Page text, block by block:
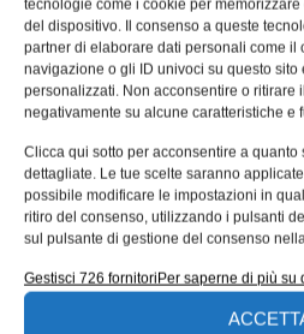
tecnologie come i cookie per
del dispositivo. Il consenso a queste
partner di elaborare dati personali come il
navigazione o gli ID univoci su questo
personalizzati. Non acconsentire o ritirare
negativamente su alcune caratteristiche e
Clicca qui sotto per acconsentire a quanto
dettagliate. Le tue scelte saranno
possibile modificare le impostazioni in
ritiro del consenso, utilizzando i pulsanti
sul pulsante di gestione del consenso
Gestisci 726 fornitoriPer saperne di più su
UNI EN 1090: il
progettazione ed
Molte non conformità nascono
o ambigue negli elaborati
dell’approfondimento inaugurato